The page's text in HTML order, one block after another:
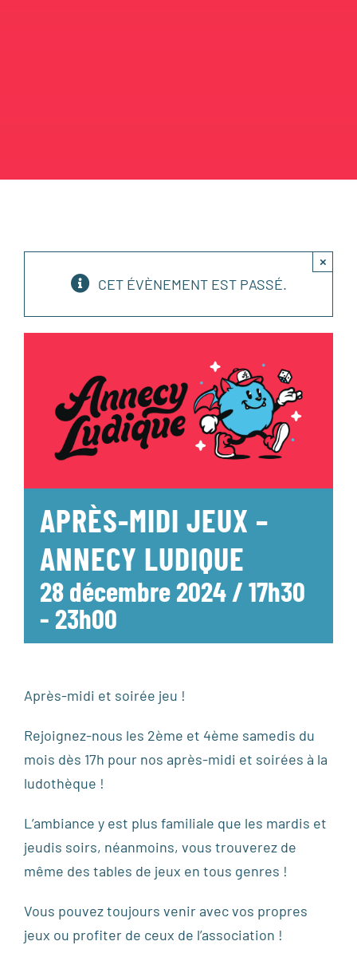
CET ÉVÈNEMENT EST PASSÉ.
×
APRÈS-MIDI JEUX –
ANNECY LUDIQUE
28 décembre 2024 / 17h30
-23h00
Après-midi et soirée jeu !
Rejoignez-nous les 2ème et 4ème samedis du
mois dès 17h pour nos après-midi et soirées à la
ludothèque !
L’ambiance y est plus familiale que les mardis et
jeudis soirs, néanmoins, vous trouverez de
même des tables de jeux en tous genres !
Vous pouvez toujours venir avec vos propres
jeux ou profiter de ceux de l’association !